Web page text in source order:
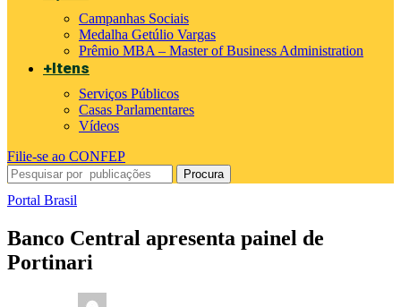
Campanhas Sociais
Medalha Getúlio Vargas
Prêmio MBA – Master of Business Administration
+Itens
Serviços Públicos
Casas Parlamentares
Vídeos
Filie-se ao CONFEP
Procura
Portal Brasil
Banco Central apresenta painel de
Portinari